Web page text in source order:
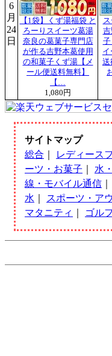
6
月
24
日
【1袋】くず湯福袋 と
ろーりスイーツ葛湯
奈良の葛菓子専門店
が作る吉野本葛使用
の和菓子くず湯【メ
ール便送料無料】
【…
1,080円
イ
送
サイトマップ
総合
レディース
ーツ・お菓子
水
線・モバイル通信
水
スポーツ・ア
マタニティ
ゴルフ